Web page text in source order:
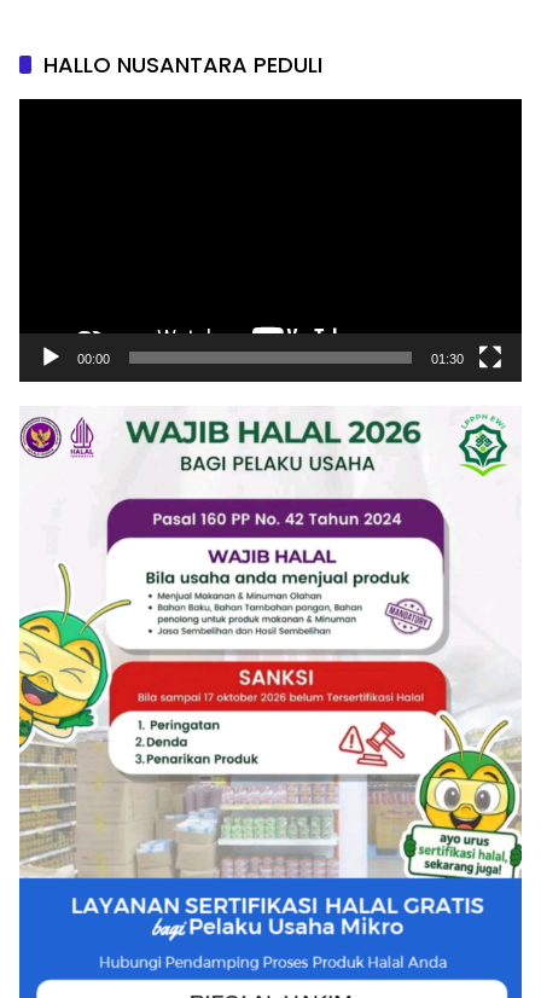
HALLO NUSANTARA PEDULI
00:00 01:30